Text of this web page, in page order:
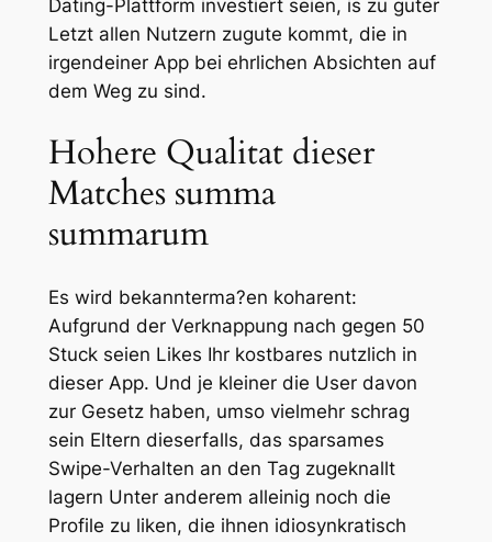
Dating-Plattform investiert seien, is zu guter
Letzt allen Nutzern zugute kommt, die in
irgendeiner App bei ehrlichen Absichten auf
dem Weg zu sind.
Hohere Qualitat dieser
Matches summa
summarum
Es wird bekannterma?en koharent:
Aufgrund der Verknappung nach gegen 50
Stuck seien Likes Ihr kostbares nutzlich in
dieser App. Und je kleiner die User davon
zur Gesetz haben, umso vielmehr schrag
sein Eltern dieserfalls, das sparsames
Swipe-Verhalten an den Tag zugeknallt
lagern Unter anderem alleinig noch die
Profile zu liken, die ihnen idiosynkratisch